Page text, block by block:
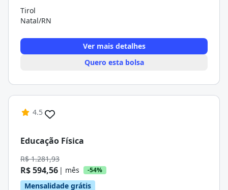
Tirol
Natal/RN
Ver mais detalhes
Quero esta bolsa
4.5
Educação Física
R$ 1.281,93
R$ 594,56 | mês -54%
Mensalidade grátis